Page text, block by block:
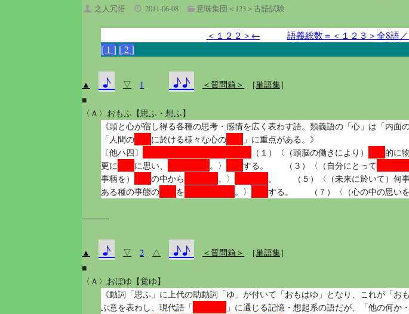
之人冗悟 2011-06-08 意味集団＜123＞古語試験
＜１２２＞← 語義総数＝＜１２３＞全8語
[ 1 ] [ 2 ]
▲ ♪ ▽ 1 ♪♪ ＜質問箱＞
[単語集]
■
〈Ａ〉おもふ【思ふ・想ふ】
《頭と心が宿し得る各種の思考・感情を広く表わす語。類義語の「心」は「内面
「人間の
に於ける様々な心の
」に重点がある。》
〔他ハ四〕
（１）〈（頭脳の働きにより） 論理的に
更に
に思い、 。〉 愛慕する。 （３）〈（自分にとって 好まし
事柄を）
記憶の中から 。〉 。 （５）〈（未来に於いて）何
ある種の事態の
を 。〉 予想する。 （７）〈（心の中の思いを
———-
▲ ♪ ▽ 2 △ ♪♪ ＜質問箱＞
[単語集]
■
〈Ａ〉おぼゆ【覚ゆ】
《動詞「思ふ」に上代の助動詞「ゆ」が付いて「おもはゆ」となり、これが「
ぶ意を表わし、現代語「
」に通じる記憶・想起系の語だが、「他の何か